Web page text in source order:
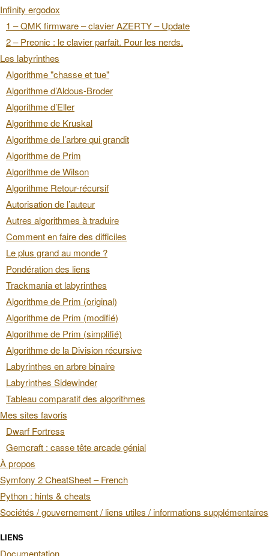
Infinity ergodox
1 – QMK firmware – clavier AZERTY – Update
2 – Preonic : le clavier parfait. Pour les nerds.
Les labyrinthes
Algorithme "chasse et tue"
Algorithme d’Aldous-Broder
Algorithme d’Eller
Algorithme de Kruskal
Algorithme de l’arbre qui grandit
Algorithme de Prim
Algorithme de Wilson
Algorithme Retour-récursif
Autorisation de l’auteur
Autres algorithmes à traduire
Comment en faire des difficiles
Le plus grand au monde ?
Pondération des liens
Trackmania et labyrinthes
Algorithme de Prim (original)
Algorithme de Prim (modifié)
Algorithme de Prim (simplifié)
Algorithme de la Division récursive
Labyrinthes en arbre binaire
Labyrinthes Sidewinder
Tableau comparatif des algorithmes
Mes sites favoris
Dwarf Fortress
Gemcraft : casse tête arcade génial
À propos
Symfony 2 CheatSheet – French
Python : hints & cheats
Sociétés / gouvernement / liens utiles / informations supplémentaires
LIENS
Documentation